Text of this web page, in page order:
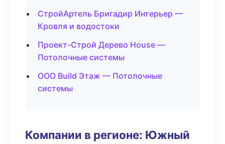
СтройАртель Бригадир Интерьер —
Кровля и водостоки
Проект-Строй Дерево House —
Потолочные системы
ООО Build Этаж — Потолочные
системы
Компании в регионе: Южный